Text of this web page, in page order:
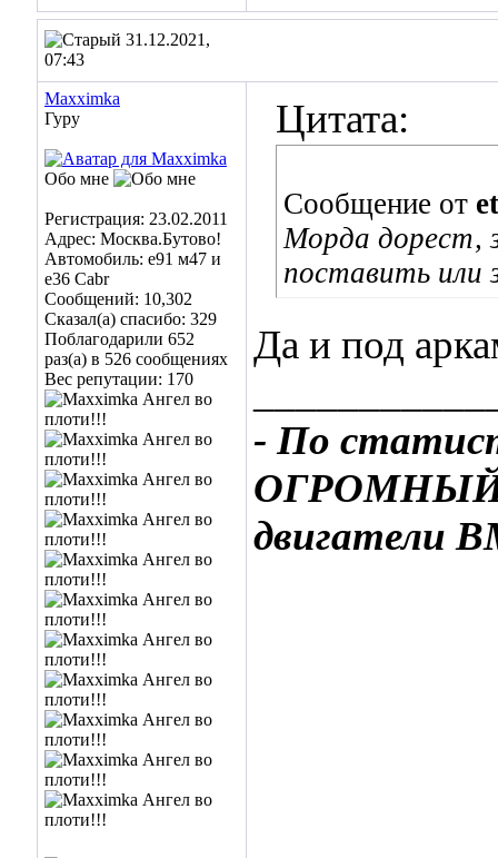
31.12.2021,
07:43
Maxximka
Гуру
Обо мне
Регистрация: 23.02.2011
Адрес: Москва.Бутово!
Автомобиль: е91 м47 и
е36 Cabr
Сообщений: 10,302
Сказал(а) спасибо: 329
Поблагодарили 652
раз(а) в 526 сообщениях
Вес репутации: 170
Цитата:
Сообщение от
Морда дорест,
поставить или
Да и под
- По
двигатели